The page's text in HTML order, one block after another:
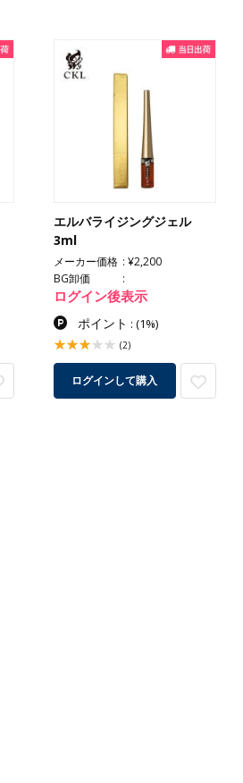
エルバライジングジェル
3ml
メーカー価格
¥2,200
BG卸価
ログイン後表示
ポイント : (1%)
(2)
ログインして購入